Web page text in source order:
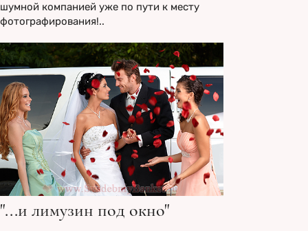
шумной компанией уже по пути к месту
фотографирования!..
"...и лимузин под окно"